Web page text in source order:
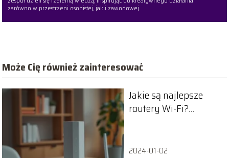
zarówno w przestrzeni osobistej, jak i zawodowej.
Może Cię również zainteresować
Jakie są najlepsze
routery Wi-Fi?
2024-01-02